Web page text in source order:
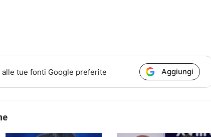
alle tue fonti Google preferite Aggiungi